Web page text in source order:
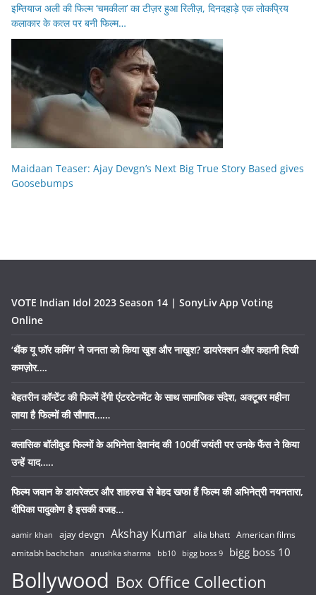
इम्तियाज अली की फिल्म ‘चमकीला’ का टीज़र हुआ रिलीज़, दिनदहाड़े एक लोकप्रिय
कलाकार के कत्ल पर बनी फिल्म…
Maidaan Teaser: Ajay Devgn’s Next Big True Story Based gives
Goosebumps
VOTE Indian Idol 2023 Season 14 | SonyLiv App Voting
Online
‘थैंक यू फॉर कमिंग’ ने जनता को किया खुश और नाखुश? डायरेक्शन और कहानी दिखी
कमज़ोर….
बेहतरीन कॉन्टेंट की फिल्में देंगी एंटरटेनमेंट के साथ सामाजिक संदेश, अक्टूबर महीना
लाया है फिल्मों की सौगात……
क्लासिक बॉलीवुड फिल्मों के अभिनेता देवानंद की 100वीं जयंती पर उनके फैंस ने किया
उन्हें याद…..
फिल्म जवान के डायरेक्टर और शाहरुख से बेहद खफा हैं फिल्म की अभिनेत्री नयनतारा,
दीपिका पादुकोण है इसकी वजह…
aamir khan ajay devgn Akshay Kumar alia bhatt American films
amitabh bachchan anushka sharma bb10 bigg boss 9 bigg boss 10
Bollywood Box Office Collection